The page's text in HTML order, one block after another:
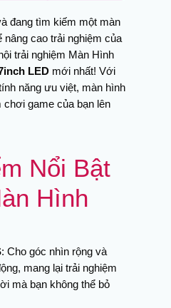
đang tìm kiếm một màn
cao trải nghiệm của
trải nghiệm Màn Hình
LED mới nhất! Với
năng ưu việt, màn hình
chơi game của bạn lên
Nổi Bật
Hình
: Cho góc nhìn rộng và
mang lại trải nghiệm
mà bạn không thể bỏ